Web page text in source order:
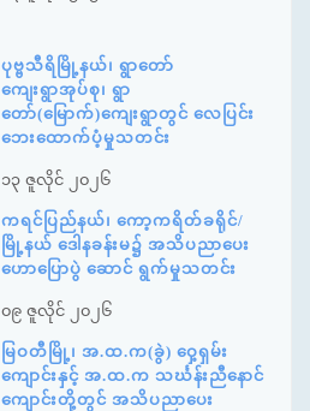
ပုဗ္ဗသီရိမြို့နယ်၊ ရွာတော်
ကျေးရွာအုပ်စု၊ ရွာ
တော်(မြောက်)ကျေးရွာတွင် လေပြင်း
ဘေးထောက်ပံ့မှုသတင်း
၁၃ ဇူလိုင် ၂၀၂၆
ကရင်ပြည်နယ်၊ ကော့ကရိတ်ခရိုင်/
မြို့နယ် ဒေါနခန်းမ၌ အသိပညာပေး
ဟောပြောပွဲ ဆောင် ရွက်မှုသတင်း
၀၉ ဇူလိုင် ၂၀၂၆
မြဝတီမြို့၊ အ.ထ.က(ခွဲ) ဝှေ့ရှမ်း
ကျောင်းနှင့် အ.ထ.က သင်္ဃန်းညီနောင်
ကျောင်းတို့တွင် အသိပညာပေး